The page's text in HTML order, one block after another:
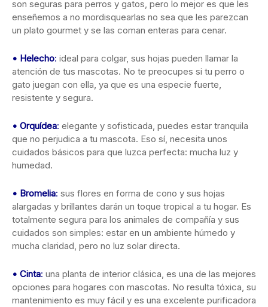
son seguras para perros y gatos, pero lo mejor es que les
enseñemos a no mordisquearlas no sea que les parezcan
un plato gourmet y se las coman enteras para cenar.
• Helecho: ideal para colgar, sus hojas pueden llamar la
atención de tus mascotas. No te preocupes si tu perro o
gato juegan con ella, ya que es una especie fuerte,
resistente y segura.
• Orquídea: elegante y sofisticada, puedes estar tranquila
que no perjudica a tu mascota. Eso sí, necesita unos
cuidados básicos para que luzca perfecta: mucha luz y
humedad.
• Bromelia: sus flores en forma de cono y sus hojas
alargadas y brillantes darán un toque tropical a tu hogar. Es
totalmente segura para los animales de compañía y sus
cuidados son simples: estar en un ambiente húmedo y
mucha claridad, pero no luz solar directa.
• Cinta: una planta de interior clásica, es una de las mejores
opciones para hogares con mascotas. No resulta tóxica, su
mantenimiento es muy fácil y es una excelente purificadora